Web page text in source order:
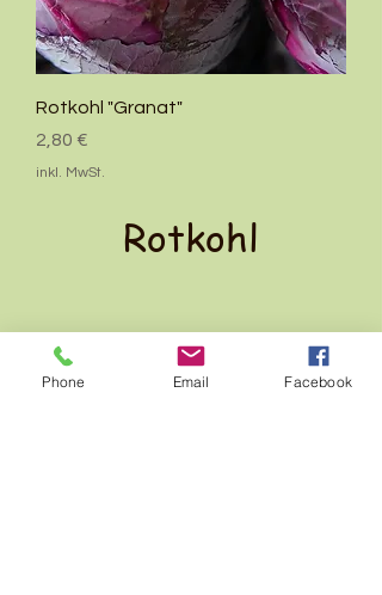
Rotkohl "Granat"
Preis
2,80 €
inkl. MwSt.
Rotkohl
AGB`s Impressum
Datenschutz
Phone Email Facebook